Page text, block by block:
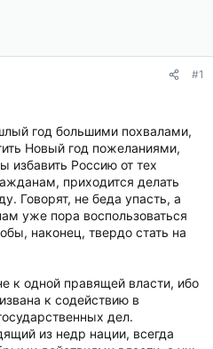
#1
год большими похвалами,
Новый год пожеланиями,
избавить Россию от тех
приходится делать
Говорят, не беда упасть, а
уже пора воспользоваться
наконец, твердо стать на
к одной правящей власти, ибо
к содействию в
дел.
из недр нации, всегда